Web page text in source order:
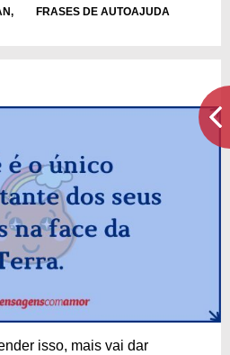
FRASES DE AUTOAJUDA
isso, mais vai dar